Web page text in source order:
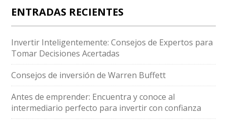
ENTRADAS RECIENTES
Invertir Inteligentemente: Consejos de Expertos para
Tomar Decisiones Acertadas
Consejos de inversión de Warren Buffett
Antes de emprender: Encuentra y conoce al
intermediario perfecto para invertir con confianza